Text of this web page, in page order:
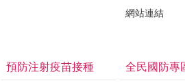
網站連結
預防注射疫苗接種 全民國防專